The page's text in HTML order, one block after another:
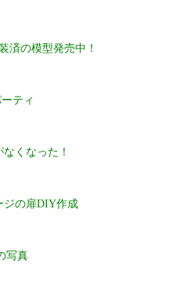
済の模型発売中！
ティ
くなった！
ジの扉DIY作成
写真